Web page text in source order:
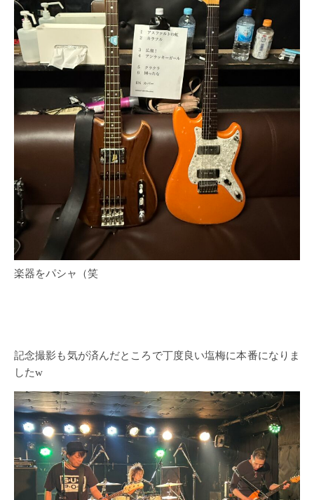
楽器をパシャ（笑
記念撮影も気が済んだところで丁度良い塩梅に本番になりま
したw